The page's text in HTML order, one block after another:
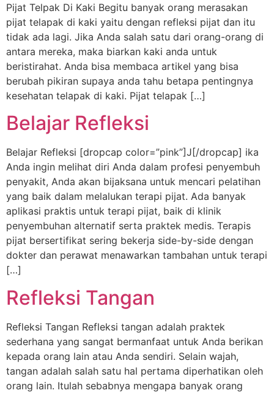
Pijat Telpak Di Kaki Begitu banyak orang merasakan
pijat telapak di kaki yaitu dengan refleksi pijat dan itu
tidak ada lagi. Jika Anda salah satu dari orang-orang di
antara mereka, maka biarkan kaki anda untuk
beristirahat. Anda bisa membaca artikel yang bisa
berubah pikiran supaya anda tahu betapa pentingnya
kesehatan telapak di kaki. Pijat telapak […]
Belajar Refleksi
Belajar Refleksi [dropcap color=”pink”]J[/dropcap] ika
Anda ingin melihat diri Anda dalam profesi penyembuh
penyakit, Anda akan bijaksana untuk mencari pelatihan
yang baik dalam melalukan terapi pijat. Ada banyak
aplikasi praktis untuk terapi pijat, baik di klinik
penyembuhan alternatif serta praktek medis. Terapis
pijat bersertifikat sering bekerja side-by-side dengan
dokter dan perawat menawarkan tambahan untuk terapi
[…]
Refleksi Tangan
Refleksi Tangan Refleksi tangan adalah praktek
sederhana yang sangat bermanfaat untuk Anda berikan
kepada orang lain atau Anda sendiri. Selain wajah,
tangan adalah salah satu hal pertama diperhatikan oleh
orang lain. Itulah sebabnya mengapa banyak orang